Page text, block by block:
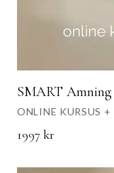
SMART
ONLINE KURSUS
1997 kr